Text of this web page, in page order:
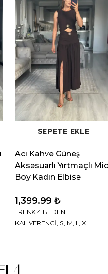
SEPETE EKLE
Acı Kahve Güneş
Aksesuarlı Yırtmaçlı
Boy Kadın Elbise
1,399.99 ₺
1 RENK 4 BEDEN
KAHVERENGİ, S, M, L, XL